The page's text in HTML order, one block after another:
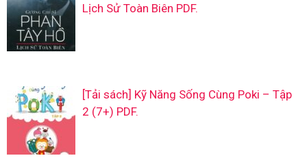
Lịch Sử Toàn Biên PDF.
[Tải sách] Kỹ Năng Sống Cùng Poki – Tập
2 (7+) PDF.